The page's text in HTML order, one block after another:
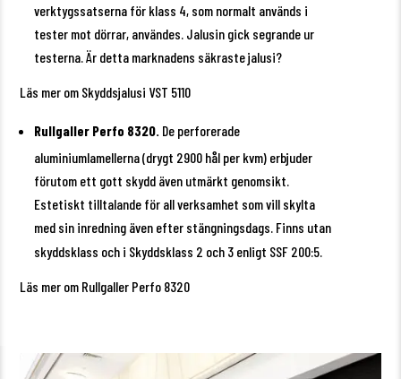
verktygssatserna för klass 4, som normalt används i
tester mot dörrar, användes. Jalusin gick segrande ur
testerna. Är detta marknadens säkraste jalusi?
Läs mer om Skyddsjalusi VST 5110
Rullgaller Perfo 8320. De perforerade
aluminiumlamellerna (drygt 2900 hål per kvm) erbjuder
förutom ett gott skydd även utmärkt genomsikt.
Estetiskt tilltalande för all verksamhet som vill skylta
med sin inredning även efter stängningsdags. Finns utan
skyddsklass och i Skyddsklass 2 och 3 enligt SSF 200:5.
Läs mer om Rullgaller Perfo 8320